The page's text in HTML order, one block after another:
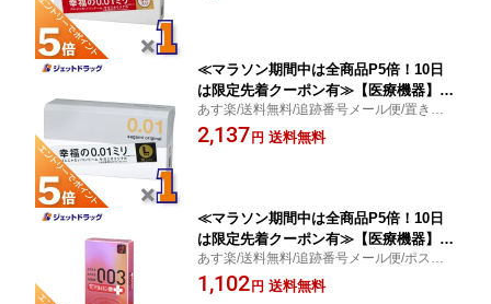
≪マラソン期間中は全商品P5倍！10日
は限定先着クーポン有≫【医療機器】サ
ガミオリジナル001 Lサイズ 10個入 ×1
個〔避妊具〕
あす楽/送料無料/追跡番号メール便/置き配
便/サガミゴム/相模ゴム
2,137円 送料無料
≪マラソン期間中は全商品P5倍！10日
は限定先着クーポン有≫【医療機器】オ
カモト ゼロゼロスリー003 ヒアルロン
酸プラス 10個入 ×1個〔薄さ0.03ミリ・
あす楽/送料無料/追跡番号メール便/ポスト
投函/ヒアルロン酸配合ゼリー塗布/潤いたっ
ぷり/オカモト
1,102円 送料無料